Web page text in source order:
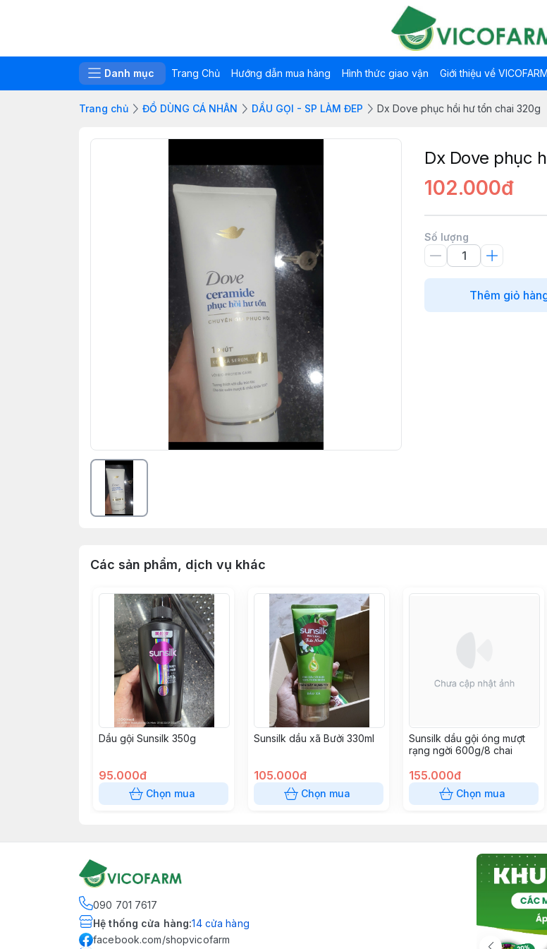
Danh mục Trang Chủ Hướng dẫn mua hàng Hình thức giao vận Giới thiệu về VICOFARM
Trang chủ ĐỒ DÙNG CÁ NHÂN DẦU GỌI - SP LÀM ĐEP Dx Dove phục hồi hư tổn chai 320g
Dx Dove phục
102.000đ
Số lượng
Thêm giỏ
Các sản phẩm, dịch vụ khác
Dầu gội Sunsilk 350g
95.000đ
Chọn mua
Sunsilk dầu xã Bưởi 330ml
105.000đ
Chọn mua
Sunsilk dầu gội óng mượt
rạng ngời 600g/8 chai
155.000đ
Chọn mua
090 701 7617
Hệ thống cửa hàng:14 cửa hàng
facebook.com/shopvicofarm